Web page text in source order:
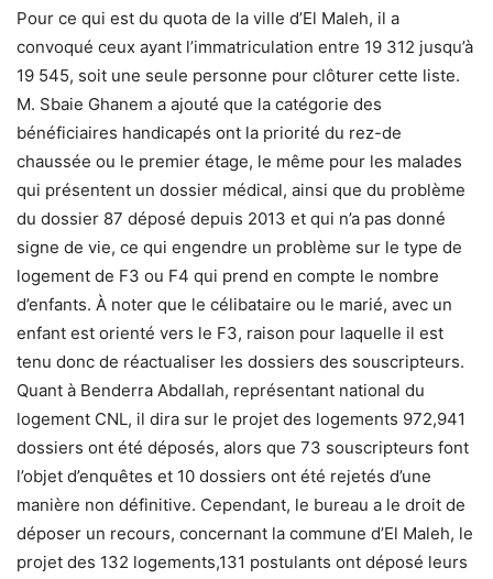
Pour ce qui est du quota de la ville d’El Maleh, il a
convoqué ceux ayant l’immatriculation entre 19 312 jusqu’à
19 545, soit une seule personne pour clôturer cette liste.
M. Sbaie Ghanem a ajouté que la catégorie des
bénéficiaires handicapés ont la priorité du rez-de
chaussée ou le premier étage, le même pour les malades
qui présentent un dossier médical, ainsi que du problème
du dossier 87 déposé depuis 2013 et qui n’a pas donné
signe de vie, ce qui engendre un problème sur le type de
logement de F3 ou F4 qui prend en compte le nombre
d’enfants. À noter que le célibataire ou le marié, avec un
enfant est orienté vers le F3, raison pour laquelle il est
tenu donc de réactualiser les dossiers des souscripteurs.
Quant à Benderra Abdallah, représentant national du
logement CNL, il dira sur le projet des logements 972,941
dossiers ont été déposés, alors que 73 souscripteurs font
l’objet d’enquêtes et 10 dossiers ont été rejetés d’une
manière non définitive. Cependant, le bureau a le droit de
déposer un recours, concernant la commune d’El Maleh, le
projet des 132 logements,131 postulants ont déposé leurs